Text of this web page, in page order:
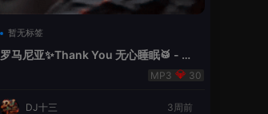
暂无标签
罗马尼亚✨Thank You 无心睡眠🥁 - 十
30
DJ十三 3周前